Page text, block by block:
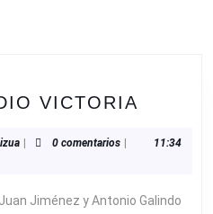
VICTORIA
RADIO
Victor
| 0 comentarios |
11:34
Jiménez y Antonio Galindo